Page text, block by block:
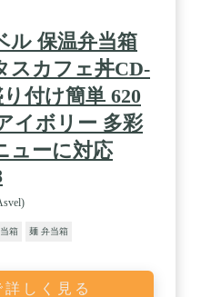
ル 保温弁当箱
スカフェ丼CD-
り付け簡単 620
イボリー 多彩
ューに対応
箱 麺 弁当箱
しく見る